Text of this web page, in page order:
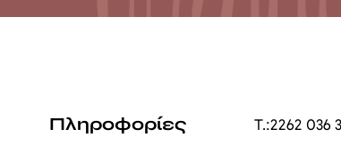
Πληροφορίες T.:2262 036